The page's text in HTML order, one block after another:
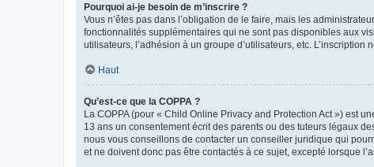
Pourquoi ai-je besoin de m’inscrire ?
Vous n’êtes pas dans l’obligation de le faire, mais les
fonctionnalités supplémentaires qui ne sont pas disponibles aux
utilisateurs, l’adhésion à un groupe d’utilisateurs, etc.
Haut
Qu’est-ce que la COPPA ?
La COPPA (pour « Child Online Privacy and Protection Act ») est
13 ans un consentement écrit des parents ou des tuteurs légaux
nous vous conseillons de contacter un conseiller juridique qui
et ne doivent donc pas être contactés à ce sujet, excepté lorsque